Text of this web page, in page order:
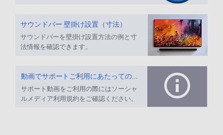
サウンドバー 壁掛け設置（寸法）
サウンドバーを壁掛け設置方法の例と寸
法情報を確認できます。
動画でサポートご利用にあたってのお願い
サポート動画をご利用の際にはソーシャ
ルメディア利用規約をご確認ください。